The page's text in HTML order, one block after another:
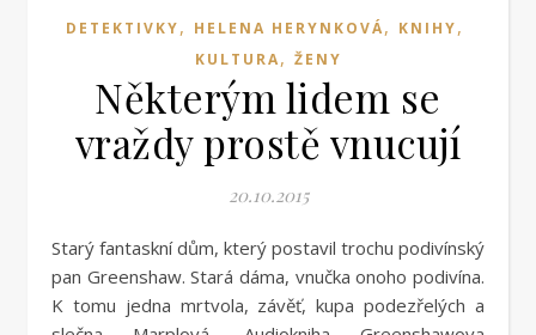
DETEKTIVKY, HELENA HERYNKOVÁ, KNIHY,
KULTURA, ŽENY
Některým lidem se
vraždy prostě vnucují
20.10.2015
Starý fantaskní dům, který postavil trochu podivínský
pan Greenshaw. Stará dáma, vnučka onoho podivína.
K tomu jedna mrtvola, závěť, kupa podezřelých a